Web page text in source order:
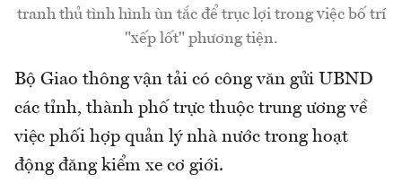
tranh thủ tình hình ùn tắc để trục lợi trong việc bố trí
"xếp lốt" phương tiện.
Bộ Giao thông vận tải có công văn gửi UBND
các tỉnh, thành phố trực thuộc trung ương về
việc phối hợp quản lý nhà nước trong hoạt
động đăng kiểm xe cơ giới.